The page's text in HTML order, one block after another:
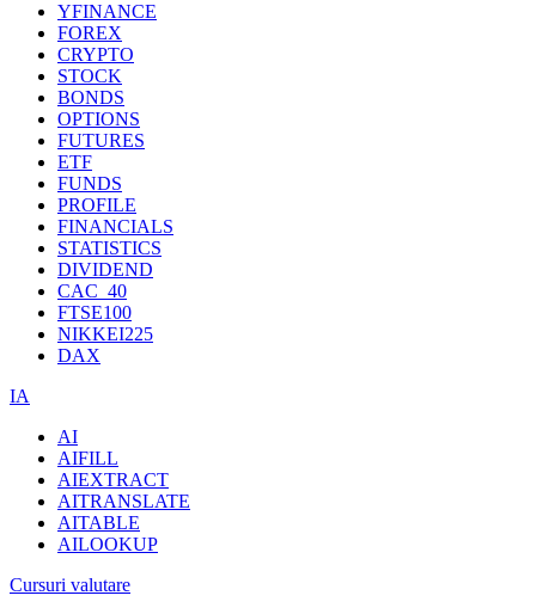
YFINANCE
FOREX
CRYPTO
STOCK
BONDS
OPTIONS
FUTURES
ETF
FUNDS
PROFILE
FINANCIALS
STATISTICS
DIVIDEND
CAC_40
FTSE100
NIKKEI225
DAX
IA
AI
AIFILL
AIEXTRACT
AITRANSLATE
AITABLE
AILOOKUP
Cursuri valutare